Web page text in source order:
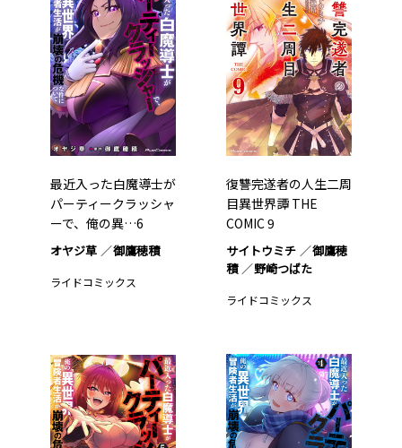
最近入った白魔導士が
パーティークラッシャ
ーで、俺の異…6
オヤジ草 御鷹穂積
ライドコミックス
復讐完遂者の人生二周
目異世界譚 THE
COMIC 9
サイトウミチ
御鷹穂
積
野崎つばた
ライドコミックス